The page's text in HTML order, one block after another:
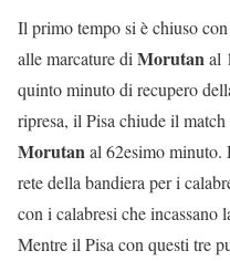
Il primo tempo si è chiuso
alle marcature di Morutanal
quinto minuto di recupero
ripresa, il Pisa chiude il
Morutanal 62esimo minuto.
rete della bandiera per i
con i calabresi che incassano
Mentre il Pisa con questi tre